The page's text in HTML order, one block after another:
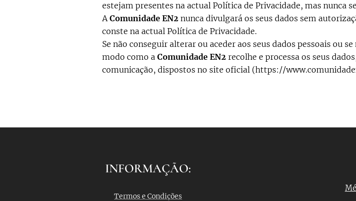
estejam presentes na actual Política de Privacidade, mas nunca
AComunidade EN2nunca divulgará os seus dados sem
conste na actual Política de Privacidade.
Se não conseguir alterar ou aceder aos seus dados pessoais ou
modo como a Comunidade EN2recolhe e processa os seus
comunicação, dispostos no site oficial (https://
INFORMAÇÃO:
Termos e Condições